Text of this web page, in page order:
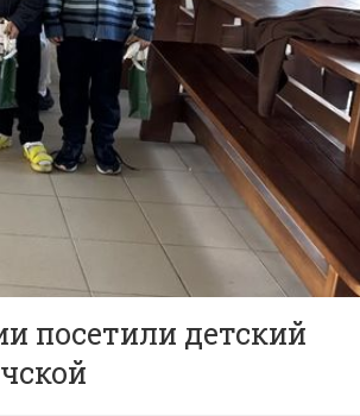
посетили детский